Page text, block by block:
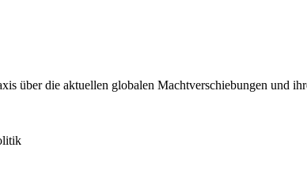
über die aktuellen globalen Machtverschiebungen und